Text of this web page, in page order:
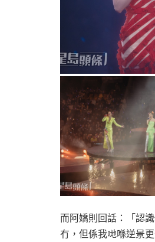
而阿嬌則回話：「認
冇，但係我哋喺逆景